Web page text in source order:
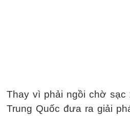
Thay vì phải ngồi chờ sạc
Trung Quốc đưa ra giải